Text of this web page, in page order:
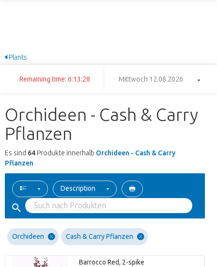
Plants
Remaining time: 6:13:27 Mittwoch 12.08.2026
Orchideen - Cash & Carry
Pflanzen
Es sind 64 Produkte innerhalb Orchideen - Cash & Carry
Pflanzen
Description
Orchideen Cash & Carry Pflanzen
Barrocco Red, 2-spike